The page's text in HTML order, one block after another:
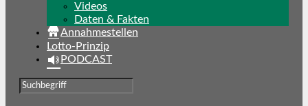
Videos
Daten & Fakten
Annahmestellen
Lotto-Prinzip
PODCAST